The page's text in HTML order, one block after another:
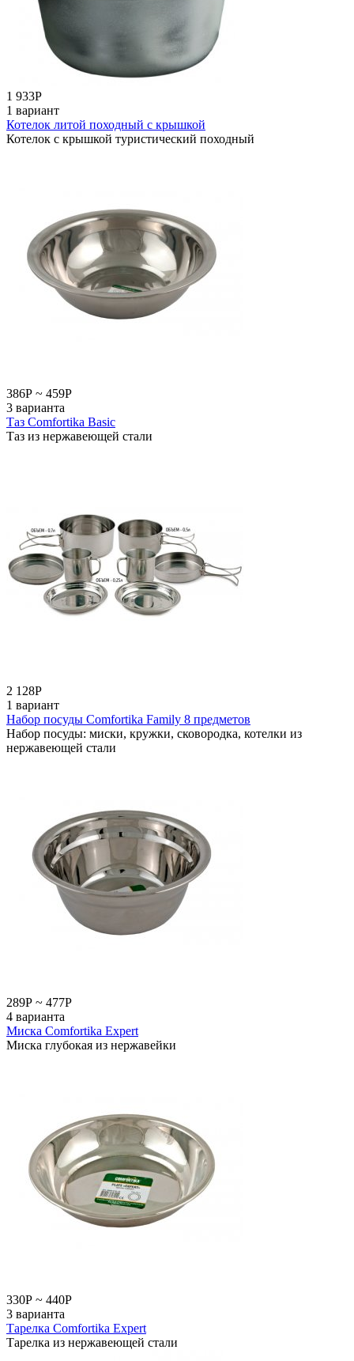
1 933Р
1 вариант
Котелок литой походный с крышкой
Котелок с крышкой туристический походный
386Р ~ 459Р
3 варианта
Таз Comfortika Basic
Таз из нержавеющей стали
2 128Р
1 вариант
Набор посуды Comfortika Family 8 предметов
Набор посуды: миски, кружки, сковородка, котелки из
нержавеющей стали
289Р ~ 477Р
4 варианта
Миска Comfortika Expert
Миска глубокая из нержавейки
330Р ~ 440Р
3 варианта
Тарелка Comfortika Expert
Тарелка из нержавеющей стали